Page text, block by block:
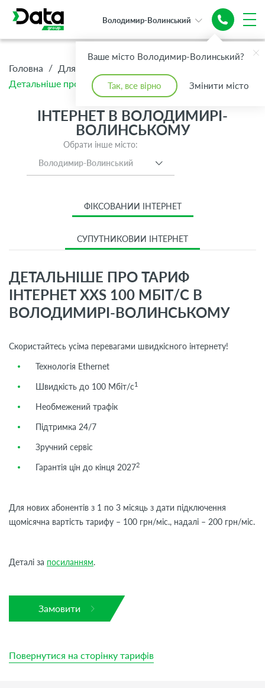
Ваше місто Володимир-Волинський?
Так, все вірно Змінити місто
Володимир-Волинський
Головна / Для Дому
Детальніше про тариф Інтернет XXS 100 Мбіт/с
ІНТЕРНЕТ В ВОЛОДИМИРІ-
ВОЛИНСЬКОМУ
Обрати інше місто:
Володимир-Волинський
ФІКСОВАНИЙ ІНТЕРНЕТ
СУПУТНИКОВИЙ ІНТЕРНЕТ
ДЕТАЛЬНІШЕ ПРО ТАРИФ
ІНТЕРНЕТ XXS 100 МБІТ/С В
ВОЛОДИМИРІ-ВОЛИНСЬКОМУ
Скористайтесь усіма перевагами швидкісного інтернету!
Технологія Ethernet
Швидкість до 100 Мбіт/с1
Необмежений трафік
Підтримка 24/7
Зручний сервіс
Гарантія цін до кінця 20272
Для нових абонентів з 1 по 3 місяць з дати підключення
щомісячна вартість тарифу – 100 грн/міс., надалі – 200 грн/міс.
Деталі за посиланням.
Замовити
Повернутися на сторінку тарифів